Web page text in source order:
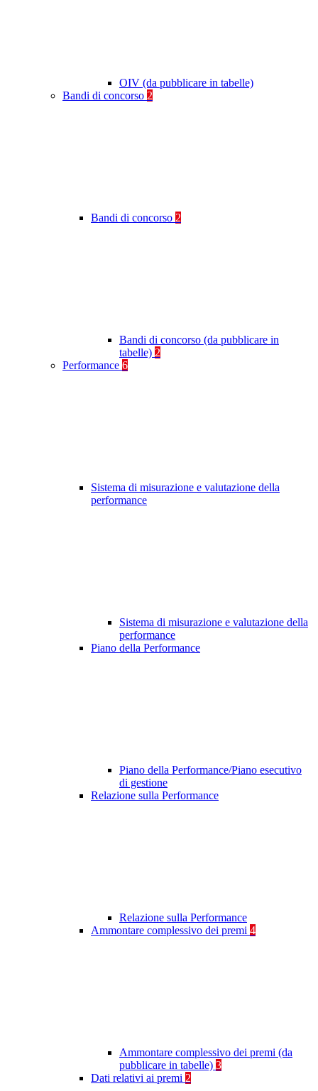
OIV (da pubblicare in tabelle)
Bandi di concorso 2
Bandi di concorso 2
Bandi di concorso (da pubblicare in
tabelle) 2
Performance 6
Sistema di misurazione e valutazione della
performance
Sistema di misurazione e valutazione della
performance
Piano della Performance
Piano della Performance/Piano esecutivo
di gestione
Relazione sulla Performance
Relazione sulla Performance
Ammontare complessivo dei premi 4
Ammontare complessivo dei premi (da
pubblicare in tabelle) 3
Dati relativi ai premi 2